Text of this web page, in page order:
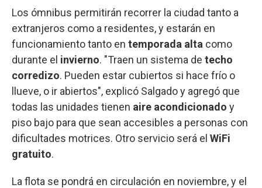
Los ómnibus permitirán recorrer la ciudad tanto a
extranjeros como a residentes, y estarán en
funcionamiento tanto en temporada alta como
durante el invierno. "Traen un sistema de techo
corredizo. Pueden estar cubiertos si hace frío o
llueve, o ir abiertos", explicó Salgado y agregó que
todas las unidades tienen aire acondicionado y
piso bajo para que sean accesibles a personas con
dificultades motrices. Otro servicio será el WiFi
gratuito.
La flota se pondrá en circulación en noviembre, y el